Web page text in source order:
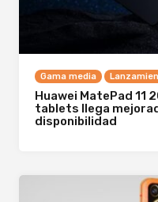
Gama media
Huawei MatePad 11
tablets llega
disponibilidad